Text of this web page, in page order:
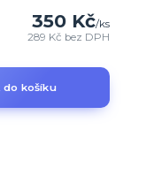
350 Kč/ks
289 Kč bez DPH
do košíku